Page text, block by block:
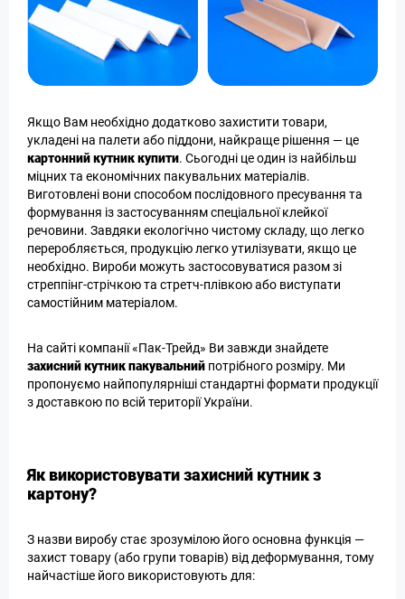
Якщо Вам необхідно додатково захистити товари,
укладені на палети або піддони, найкраще рішення — це
картонний кутник купити. Сьогодні це один із найбільш
міцних та економічних пакувальних матеріалів.
Виготовлені вони способом послідовного пресування та
формування із застосуванням спеціальної клейкої
речовини. Завдяки екологічно чистому складу, що легко
переробляється, продукцію легко утилізувати, якщо це
необхідно. Вироби можуть застосовуватися разом зі
стреппінг-стрічкою та стретч-плівкою або виступати
самостійним матеріалом.
На сайті компанії «Пак-Трейд» Ви завжди знайдете
захисний кутник пакувальний потрібного розміру. Ми
пропонуємо найпопулярніші стандартні формати продукції
з доставкою по всій території України.
Як використовувати захисний кутник з
картону?
З назви виробу стає зрозумілою його основна функція —
захист товару (або групи товарів) від деформування, тому
найчастіше його використовують для: